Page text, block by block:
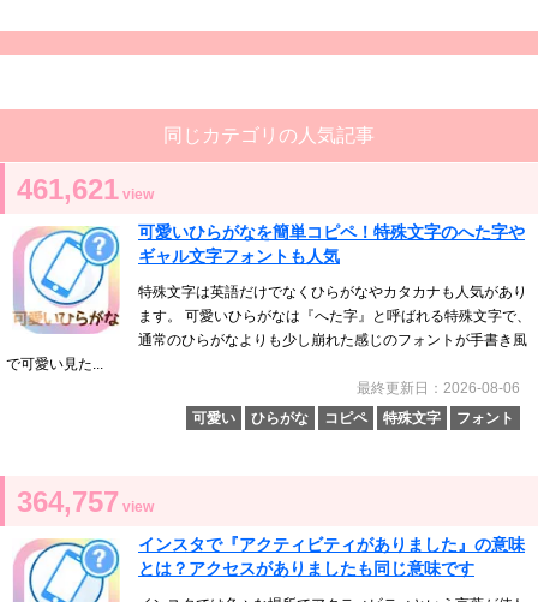
同じカテゴリの人気記事
461,621 view
可愛いひらがなを簡単コピペ！特殊文字のへた字や
ギャル文字フォントも人気
特殊文字は英語だけでなくひらがなやカタカナも人気があり
ます。 可愛いひらがなは『へた字』と呼ばれる特殊文字で、
通常のひらがなよりも少し崩れた感じのフォントが手書き風
で可愛い見た...
最終更新日：2026-08-06
可愛い
ひらがな コピペ 特殊文字 フォント
364,757 view
インスタで『アクティビティがありました』の意味
とは？アクセスがありましたも同じ意味です